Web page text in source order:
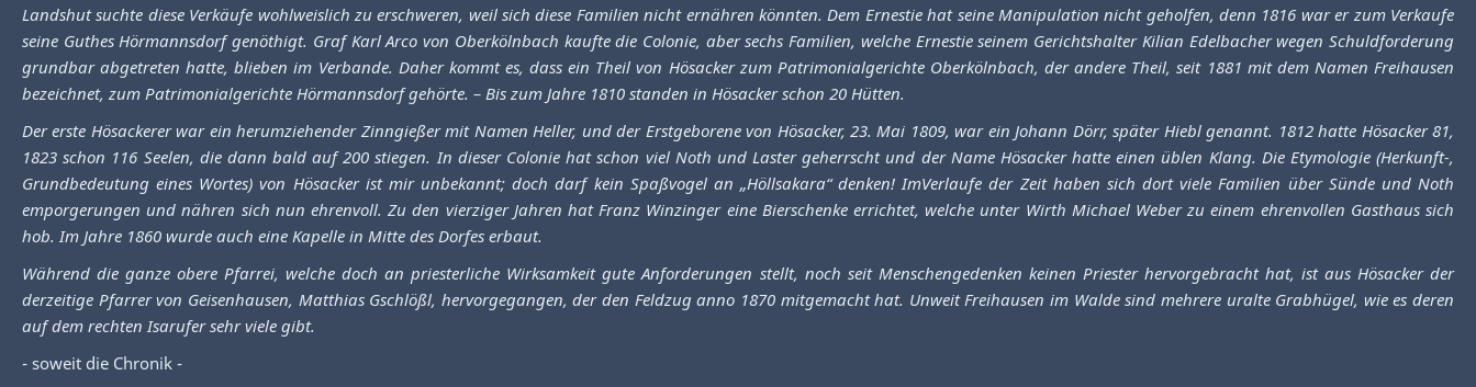
Landshut suchte diese Verkäufe wohlweislich zu erschweren, weil sich diese Familien nicht ernähren könnten. Dem Ernestie hat seine Manipulation nicht geholfen, denn 1816 war er zum Verkaufe
seine Guthes Hörmannsdorf genöthigt. Graf Karl Arco von Oberkölnbach kaufte die Colonie, aber sechs Familien, welche Ernestie seinem Gerichtshalter Kilian Edelbacher wegen Schuldforderung
grundbar abgetreten hatte, blieben im Verbande. Daher kommt es, dass ein Theil von Hösacker zum Patrimonialgerichte Oberkölnbach, der andere Theil, seit 1881 mit dem Namen Freihausen
bezeichnet, zum Patrimonialgerichte Hörmannsdorf gehörte. – Bis zum Jahre 1810 standen in Hösacker schon 20 Hütten.
Der erste Hösackerer war ein herumziehender Zinngießer mit Namen Heller, und der Erstgeborene von Hösacker, 23. Mai 1809, war ein Johann Dörr, später Hiebl genannt. 1812 hatte Hösacker 81,
1823 schon 116 Seelen, die dann bald auf 200 stiegen. In dieser Colonie hat schon viel Noth und Laster geherrscht und der Name Hösacker hatte einen üblen Klang. Die Etymologie (Herkunft-,
Grundbedeutung eines Wortes) von Hösacker ist mir unbekannt; doch darf kein Spaßvogel an „Höllsakara“ denken! ImVerlaufe der Zeit haben sich dort viele Familien über Sünde und Noth
emporgerungen und nähren sich nun ehrenvoll. Zu den vierziger Jahren hat Franz Winzinger eine Bierschenke errichtet, welche unter Wirth Michael Weber zu einem ehrenvollen Gasthaus sich
hob. Im Jahre 1860 wurde auch eine Kapelle in Mitte des Dorfes erbaut.
Während die ganze obere Pfarrei, welche doch an priesterliche Wirksamkeit gute Anforderungen stellt, noch seit Menschengedenken keinen Priester hervorgebracht hat, ist aus Hösacker der
derzeitige Pfarrer von Geisenhausen, Matthias Gschlößl, hervorgegangen, der den Feldzug anno 1870 mitgemacht hat. Unweit Freihausen im Walde sind mehrere uralte Grabhügel, wie es deren
auf dem rechten Isarufer sehr viele gibt.
- soweit die Chronik -